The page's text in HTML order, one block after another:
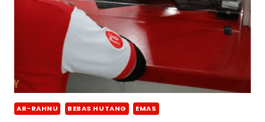
AR-RAHNU BEBAS HUTANG EMAS